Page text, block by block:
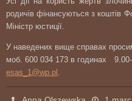
родичів фінансуються з коштів
Міністр юстиції.
У наведених вище справах
моб. 600 034 173 в годинах
esas_1@wp.pl